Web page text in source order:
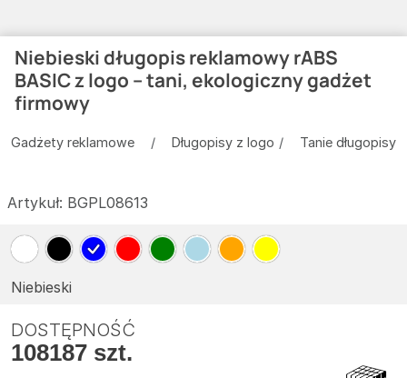
Niebieski długopis reklamowy rABS
BASIC z logo – tani, ekologiczny gadżet
firmowy
Gadżety reklamowe Długopisy z logo Tanie długopisy
Artykuł: BGPL08613
Niebieski
DOSTĘPNOŚĆ
108187 szt.